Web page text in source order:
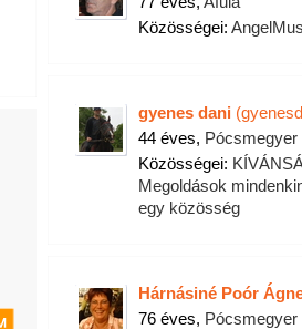
Közösségei:
gyenes dani
44 éves, Pócsmegyer
Közösségei:
Megoldások
egy közösség
Hárnásiné Poór
76 éves, Pócsmegyer